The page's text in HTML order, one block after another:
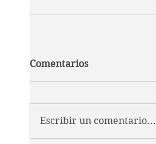
Comentarios
Escribir un comentario...